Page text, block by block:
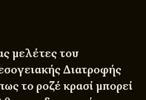
μελέτες του
Διατροφής
το ροζέ κρασί μπορεί